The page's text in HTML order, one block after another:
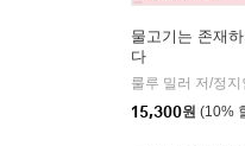
물고기는 존재
다
룰루 밀러 저/정지
15,300원 (10%